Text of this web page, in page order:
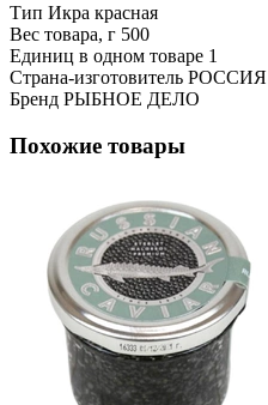
Тип Икра красная
Вес товара, г 500
Единиц в одном товаре 1
Страна-изготовитель РОССИЯ
Бренд РЫБНОЕ ДЕЛО
Похожие товары